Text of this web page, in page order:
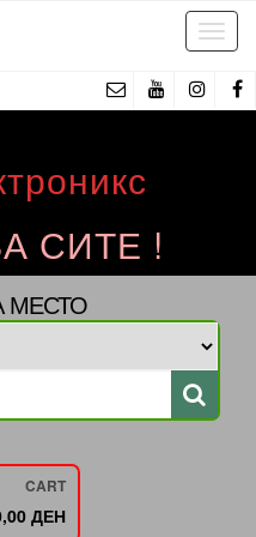
СИТЕ !
МЕСТО
CART
ДЕН